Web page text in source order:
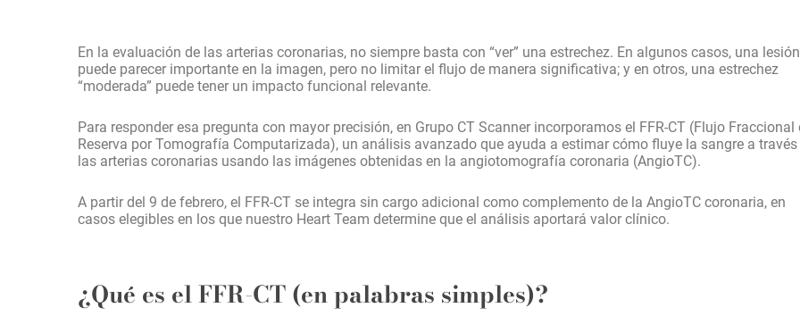
En la evaluación de las arterias coronarias, no siempre basta con “ver” una estrechez. En algunos casos, una lesión
puede parecer importante en la imagen, pero no limitar el flujo de manera significativa; y en otros, una estrechez
“moderada” puede tener un impacto funcional relevante.
Para responder esa pregunta con mayor precisión, en Grupo CT Scanner incorporamos el FFR-CT (Flujo Fraccional
Reserva por Tomografía Computarizada), un análisis avanzado que ayuda a estimar cómo fluye la sangre a través
las arterias coronarias usando las imágenes obtenidas en la angiotomografía coronaria (AngioTC).
A partir del 9 de febrero, el FFR-CT se integra sin cargo adicional como complemento de la AngioTC coronaria, en
casos elegibles en los que nuestro Heart Team determine que el análisis aportará valor clínico.
¿Qué es el FFR-CT (en palabras simples)?